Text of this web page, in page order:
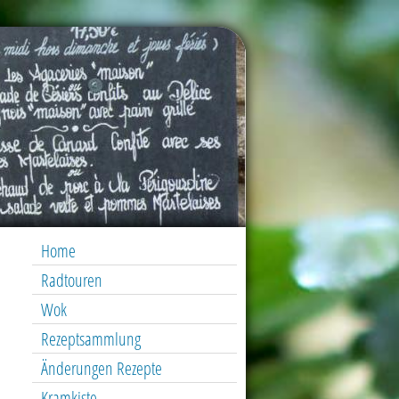
Home
Radtouren
Wok
Rezeptsammlung
Änderungen Rezepte